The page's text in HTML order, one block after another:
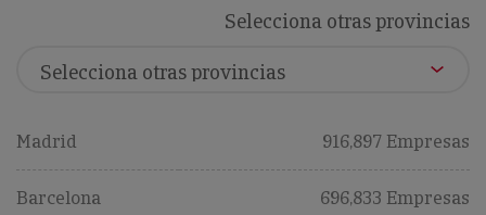
Selecciona otras provincias
Madrid 916,897 Empresas
Barcelona 696,833 Empresas